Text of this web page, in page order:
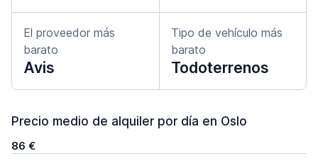
El proveedor más
barato
Avis
Tipo de vehículo más
barato
Todoterrenos
Precio medio de alquiler por día en Oslo
86 €